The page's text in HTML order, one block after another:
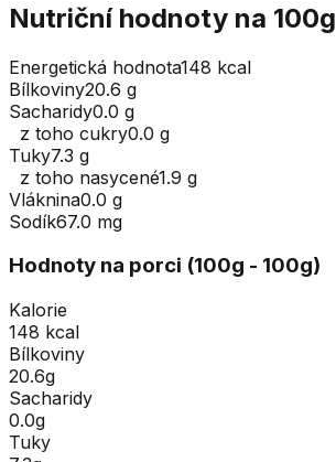
Nutriční hodnoty na 100g
Energetická hodnota148 kcal
Bílkoviny20.6 g
Sacharidy0.0 g
z toho cukry0.0 g
Tuky7.3 g
z toho nasycené1.9 g
Vláknina0.0 g
Sodík67.0 mg
Hodnoty na porci (100g - 100g)
Kalorie
148 kcal
Bílkoviny
20.6g
Sacharidy
0.0g
Tuky